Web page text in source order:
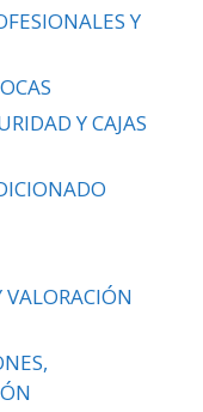
Y
Y CAJAS
VALORACIÓN